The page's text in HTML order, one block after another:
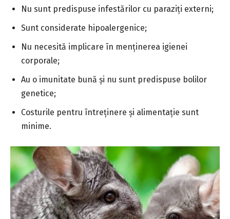
Nu sunt predispuse infestărilor cu paraziți externi;
Sunt considerate hipoalergenice;
Nu necesită implicare în menținerea igienei
corporale;
Au o imunitate bună și nu sunt predispuse bolilor
genetice;
Costurile pentru întreținere și alimentație sunt
minime.